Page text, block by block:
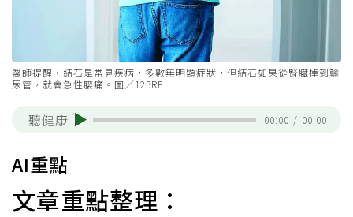
醫師提醒，結石是常見疾病，多數無明顯症狀，但結石如果從腎臟掉到輸
尿管，就會急性腰痛。圖／123RF
聽健康 00:00 / 00:00
AI重點
文章重點整理：